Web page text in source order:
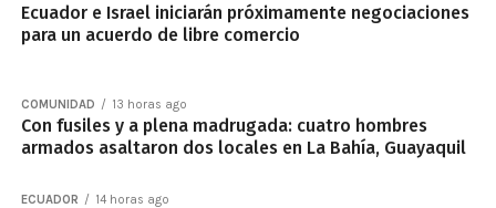
Ecuador e Israel iniciarán próximamente negociaciones
para un acuerdo de libre comercio
COMUNIDAD 13 horas ago
Con fusiles y a plena madrugada: cuatro hombres
armados asaltaron dos locales en La Bahía, Guayaquil
ECUADOR 14 horas ago